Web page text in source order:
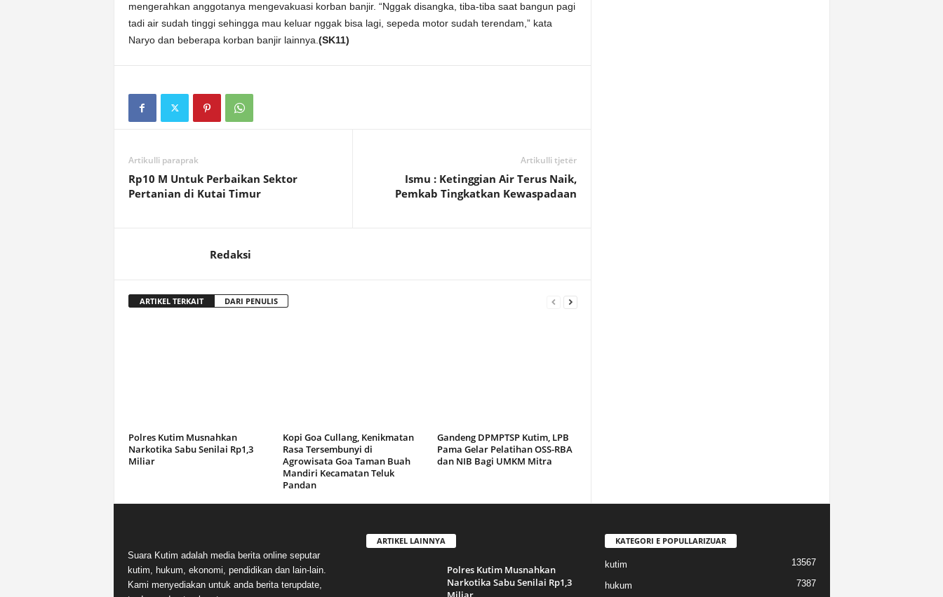
mengerahkan anggotanya mengevakuasi korban banjir. “Nggak disangka, tiba-tiba saat bangun pagi
tadi air sudah tinggi sehingga mau keluar nggak bisa lagi, sepeda motor sudah terendam,” kata
Naryo dan beberapa korban banjir lainnya. (SK11)
Artikulli paraprak
Rp10 M Untuk Perbaikan Sektor
Pertanian di Kutai Timur
Artikulli tjetër
Ismu : Ketinggian Air Terus Naik,
Pemkab Tingkatkan Kewaspadaan
Redaksi
ARTIKEL TERKAIT DARI PENULIS
Polres Kutim Musnahkan
Narkotika Sabu Senilai Rp1,3
Miliar
Kopi Goa Cullang, Kenikmatan
Rasa Tersembunyi di
Agrowisata Goa Taman Buah
Mandiri Kecamatan Teluk
Pandan
Gandeng DPMPTSP Kutim, LPB
Pama Gelar Pelatihan OSS-RBA
dan NIB Bagi UMKM Mitra
Suara Kutim adalah media berita online seputar
kutim, hukum, ekonomi, pendidikan dan lain-lain.
Kami menyediakan untuk anda berita terupdate,
ARTIKEL LAINNYA
Polres Kutim Musnahkan
Narkotika Sabu Senilai Rp1,3
KATEGORI E POPULLARIZUAR
kutim 13567
hukum 7387